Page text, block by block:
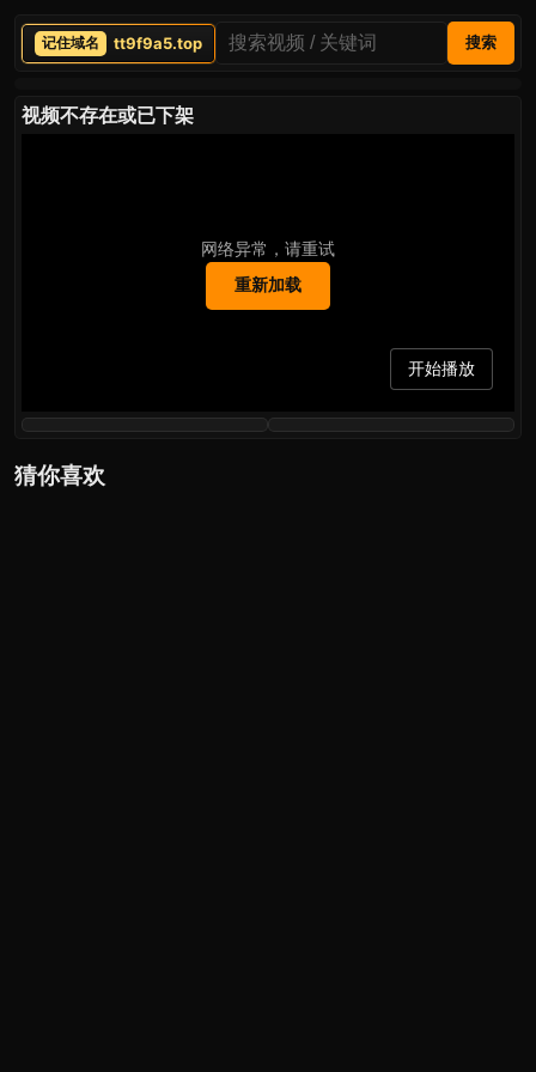
tt9f9a5.top 搜索
视频不存在或已下架
网络异常，请重试
重新加载
开始播放
猜你喜欢